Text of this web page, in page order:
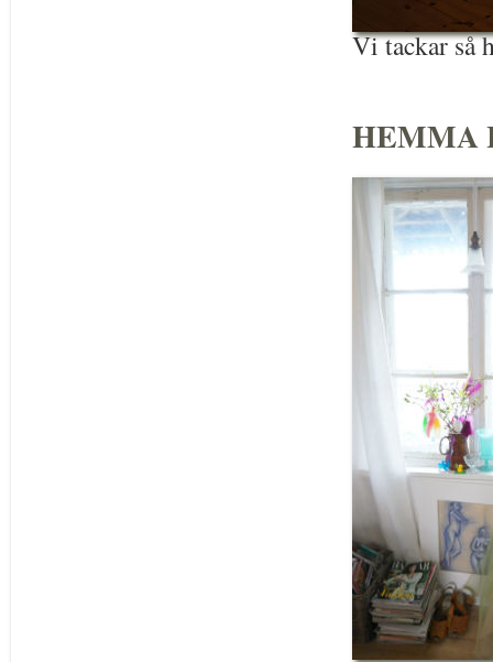
Vi tackar så
HEMMA